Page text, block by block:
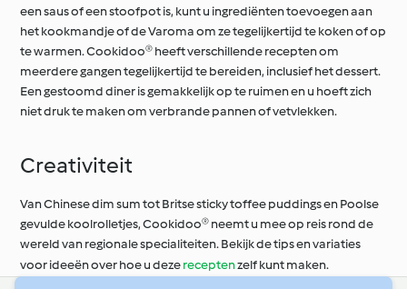
een saus of een stoofpot is, kunt u ingrediënten toevoegen aan
het kookmandje of de Varoma om ze tegelijkertijd te koken of op
te warmen. Cookidoo® heeft verschillende recepten om
meerdere gangen tegelijkertijd te bereiden, inclusief het dessert.
Een gestoomd diner is gemakkelijk op te ruimen en u hoeft zich
niet druk te maken om verbrande pannen of vetvlekken.
Creativiteit
Van Chinese dim sum tot Britse sticky toffee puddings en Poolse
gevulde koolrolletjes, Cookidoo® neemt u mee op reis rond de
wereld van regionale specialiteiten. Bekijk de tips en variaties
voor ideeën over hoe u dezereceptenzelf kunt maken.